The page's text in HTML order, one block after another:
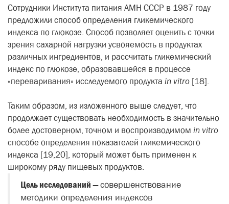
Сотрудники Института питания АМН СССР в 1987 году
предложили способ определения гликемического
индекса по глюкозе. Способ позволяет оценить с точки
зрения сахарной нагрузки усвояемость в продуктах
различных ингредиентов, и рассчитать гликемический
индекс по глюкозе, образовавшейся в процессе
«переваривания» исследуемого продукта in vitro [18].
Таким образом, из изложенного выше следует, что
продолжает существовать необходимость в значительно
более достоверном, точном и воспроизводимом in vitro
способе определения показателей гликемического
индекса [19,20], который может быть применен к
широкому ряду пищевых продуктов.
Цель исследований —совершенствование
методики определения индексов